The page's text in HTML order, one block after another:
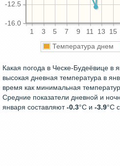
1 3 5 7 9 11 13 15
-16.0
-12.5
Температура днем
Какая погода в Ческе-Будеёвице в
высокая дневная температура в
время как минимальная
Средние показатели дневной и
января составляют-0.3°С и -3.9°С